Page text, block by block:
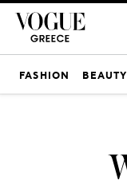
FASHION BEAUTY